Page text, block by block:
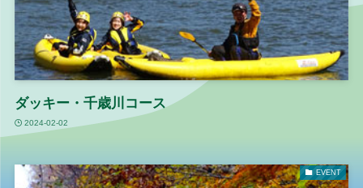
ダッキー・千歳川コース
2024-02-02
EVENT